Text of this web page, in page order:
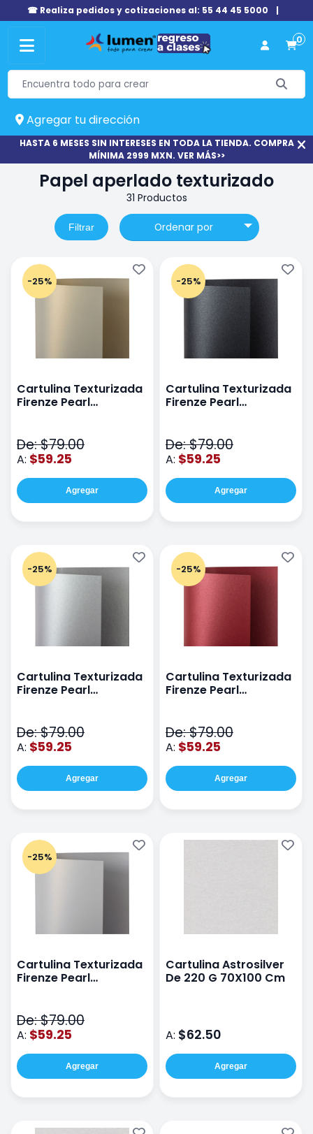
☎ Realiza pedidos y cotizaciones al: 55 44 45 5000 |
0
Agregar tu dirección
HASTA 6 MESES SIN INTERESES EN TODA LA TIENDA. COMPRA
MÍNIMA 2999 MXN. VER MÁS>>
Papel aperlado texturizado
Filtrar
31 Productos
Ordenar por
-25%
Cartulina Texturizada
Firenze Pearl
De: $79.00
A: $59.25
Agregar
-25%
Cartulina Texturizada
Firenze Pearl
De: $79.00
A: $59.25
Agregar
-25%
Cartulina Texturizada
Firenze Pearl
De: $79.00
A: $59.25
Agregar
-25%
Cartulina Texturizada
Firenze Pearl
De: $79.00
A: $59.25
Agregar
-25%
Cartulina Texturizada
Firenze Pearl
De: $79.00
A: $59.25
Agregar
Cartulina Astrosilver
De 220 G 70X100 Cm
A: $62.50
Agregar